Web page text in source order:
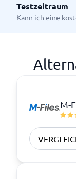
Testzeitraum
Kann ich eine
M-